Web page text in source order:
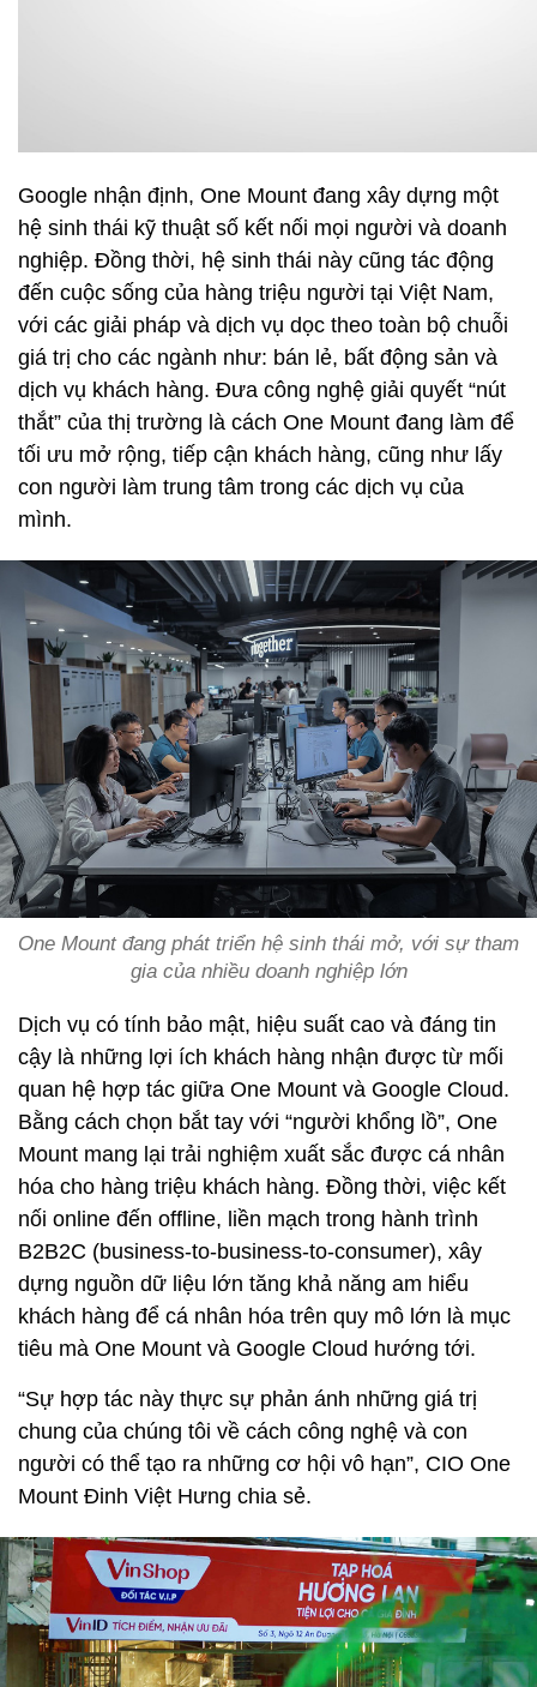
Google nhận định, One Mount đang xây dựng một
hệ sinh thái kỹ thuật số kết nối mọi người và doanh
nghiệp. Đồng thời, hệ sinh thái này cũng tác động
đến cuộc sống của hàng triệu người tại Việt Nam,
với các giải pháp và dịch vụ dọc theo toàn bộ chuỗi
giá trị cho các ngành như: bán lẻ, bất động sản và
dịch vụ khách hàng. Đưa công nghệ giải quyết “nút
thắt” của thị trường là cách One Mount đang làm để
tối ưu mở rộng, tiếp cận khách hàng, cũng như lấy
con người làm trung tâm trong các dịch vụ của
mình.
One Mount đang phát triển hệ sinh thái mở, với sự tham
gia của nhiều doanh nghiệp lớn
Dịch vụ có tính bảo mật, hiệu suất cao và đáng tin
cậy là những lợi ích khách hàng nhận được từ mối
quan hệ hợp tác giữa One Mount và Google Cloud.
Bằng cách chọn bắt tay với “người khổng lồ”, One
Mount mang lại trải nghiệm xuất sắc được cá nhân
hóa cho hàng triệu khách hàng. Đồng thời, việc kết
nối online đến offline, liền mạch trong hành trình
B2B2C (business-to-business-to-consumer), xây
dựng nguồn dữ liệu lớn tăng khả năng am hiểu
khách hàng để cá nhân hóa trên quy mô lớn là mục
tiêu mà One Mount và Google Cloud hướng tới.
“Sự hợp tác này thực sự phản ánh những giá trị
chung của chúng tôi về cách công nghệ và con
người có thể tạo ra những cơ hội vô hạn”, CIO One
Mount Đinh Việt Hưng chia sẻ.